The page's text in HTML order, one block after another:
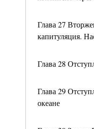
Глава 27
капитуляция.
Глава 28
Глава 29
океане